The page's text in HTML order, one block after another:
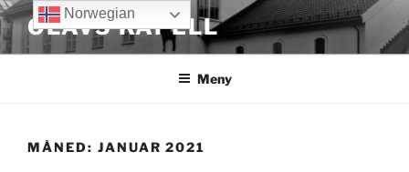
Gå
til
innhold
OLAVS KAPELL
Meny
MÅNED: JANUAR 2021
Norwegian